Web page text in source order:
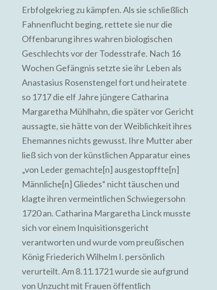
Erbfolgekrieg zu kämpfen. Als sie schließlich
Fahnenflucht beging, rettete sie nur die
Offenbarung ihres wahren biologischen
Geschlechts vor der Todesstrafe. Nach 16
Wochen Gefängnis setzte sie ihr Leben als
Anastasius Rosenstengel fort und heiratete
so 1717 die elf Jahre jüngere Catharina
Margaretha Mühlhahn, die später vor Gericht
aussagte, sie hätte von der Weiblichkeit ihres
Ehemannes nichts gewusst. Ihre Mutter aber
ließ sich von der künstlichen Apparatur eines
„von Leder gemachte[n] ausgestopffte[n]
Männliche[n] Gliedes“ nicht täuschen und
klagte ihren vermeintlichen Schwiegersohn
1720 an. Catharina Margaretha Linck musste
sich vor einem Inquisitionsgericht
verantworten und wurde vom preußischen
König Friederich Wilhelm I. persönlich
verurteilt. Am 8.11.1721 wurde sie aufgrund
von Unzucht mit Frauen öffentlich